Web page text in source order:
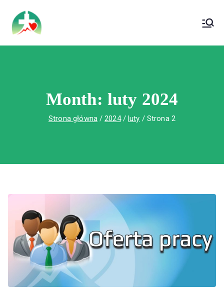
treści
Wojewódzki Szpital Specjalistyczny im.
Św. Rafała w Czerwonej Górze
Month: luty 2024
Strona główna 2024 luty Strona 2